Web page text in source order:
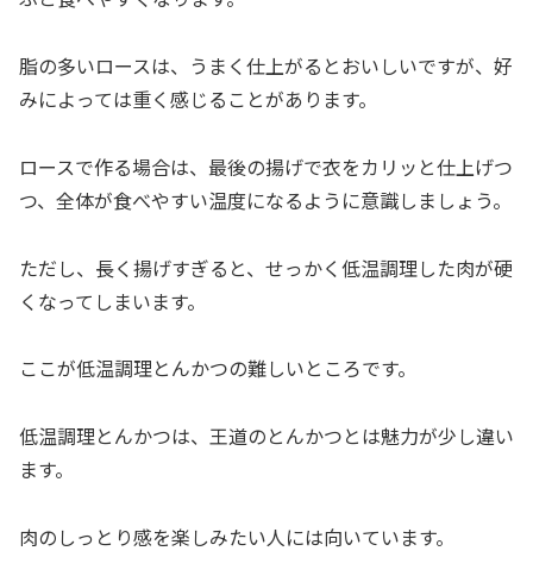
脂の多いロースは、うまく仕上がるとおいしいですが、好
みによっては重く感じることがあります。
ロースで作る場合は、最後の揚げで衣をカリッと仕上げつ
つ、全体が食べやすい温度になるように意識しましょう。
ただし、長く揚げすぎると、せっかく低温調理した肉が硬
くなってしまいます。
ここが低温調理とんかつの難しいところです。
低温調理とんかつは、王道のとんかつとは魅力が少し違い
ます。
肉のしっとり感を楽しみたい人には向いています。